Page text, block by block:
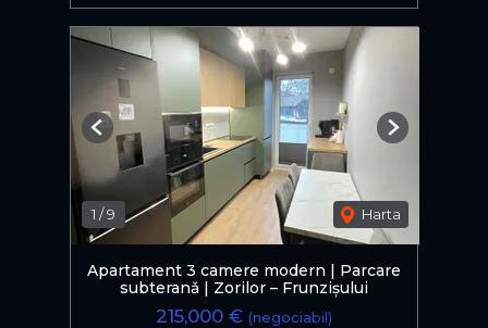
1 /9 Harta
Previous Next
Apartament 3 camere modern | Parcare
subteranǎ | Zorilor – Frunzișului
215,000 € (negociabil)